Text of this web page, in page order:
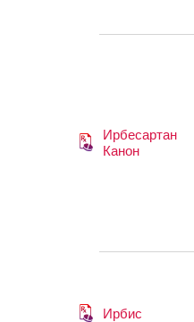
Ирбесартан
Канон
Ирбис